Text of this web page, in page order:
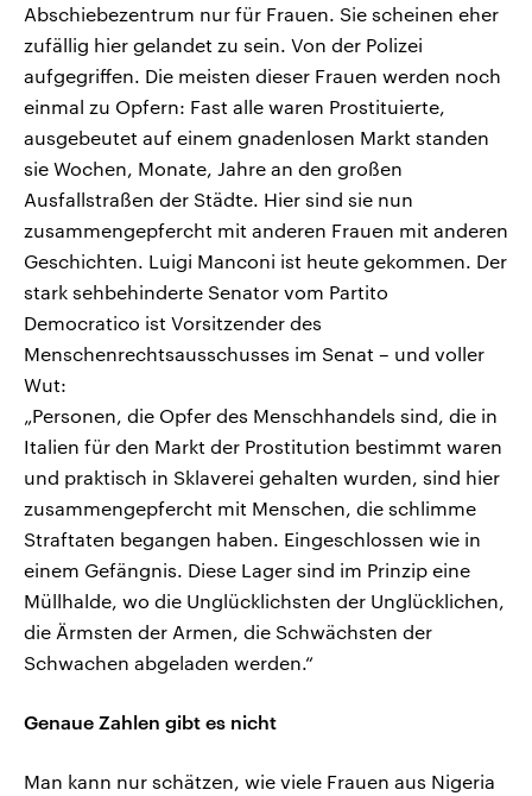
Abschiebezentrum nur für Frauen. Sie scheinen eher
zufällig hier gelandet zu sein. Von der Polizei
aufgegriffen. Die meisten dieser Frauen werden noch
einmal zu Opfern: Fast alle waren Prostituierte,
ausgebeutet auf einem gnadenlosen Markt standen
sie Wochen, Monate, Jahre an den großen
Ausfallstraßen der Städte. Hier sind sie nun
zusammengepfercht mit anderen Frauen mit anderen
Geschichten. Luigi Manconi ist heute gekommen. Der
stark sehbehinderte Senator vom Partito
Democratico ist Vorsitzender des
Menschenrechtsausschusses im Senat – und voller
Wut:
„Personen, die Opfer des Menschhandels sind, die in
Italien für den Markt der Prostitution bestimmt waren
und praktisch in Sklaverei gehalten wurden, sind hier
zusammengepfercht mit Menschen, die schlimme
Straftaten begangen haben. Eingeschlossen wie in
einem Gefängnis. Diese Lager sind im Prinzip eine
Müllhalde, wo die Unglücklichsten der Unglücklichen,
die Ärmsten der Armen, die Schwächsten der
Schwachen abgeladen werden.“
Genaue Zahlen gibt es nicht
Man kann nur schätzen, wie viele Frauen aus Nigeria